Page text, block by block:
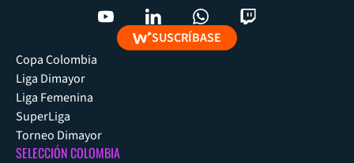
SUSCRÍBASE
Copa Colombia
Liga Dimayor
Liga Femenina
SuperLiga
Torneo Dimayor
SELECCIÓN COLOMBIA